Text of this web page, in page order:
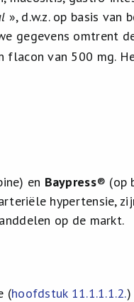
», d.w.z. op basis van
gegevens omtrent
van 500 mg.
en Baypress® (op
hypertensie,
op de markt.
(hoofdstuk 11.1.1.1.2.)